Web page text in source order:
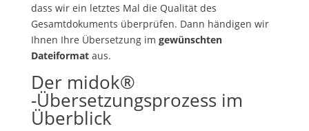
dass wir ein letztes Mal die Qualität des
Gesamtdokuments überprüfen. Dann händigen wir
Ihnen Ihre Übersetzung im gewünschten
Dateiformataus.
Der midok®
-Übersetzungsprozess im
Überblick